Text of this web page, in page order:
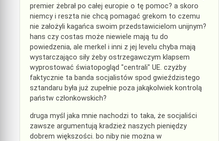
premier żebrał po całej europie o tę pomoc? a skoro
niemcy i reszta nie chcą pomagać grekom to czemu
nie założyli kagańca swoim przedstawicielom unijnym?
hans czy costas może niewiele mają tu do
powiedzenia, ale merkel i inni z jej levelu chyba mają
wystarczająco siły żeby ostrzegawczym klapsem
wyprostować światopogląd "centrali" UE. czyżby
faktycznie ta banda socjalistów spod gwieździstego
sztandaru była już zupełnie poza jakąkolwiek kontrolą
państw członkowskich?
druga myśl jaka mnie nachodzi to taka, że socjaliści
zawsze argumentują kradzież naszych pieniędzy
dobrem większości. bo niby nie można w